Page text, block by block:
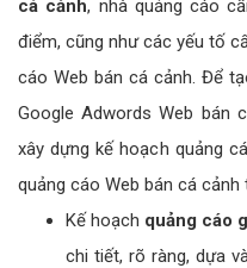
cá cảnh, nhà quảng cáo
điểm, cũng như các yếu tố
cáo Web bán cá cảnh. Để
Google Adwords Web bán
xây dựng kế hoạch quảng
quảng cáo Web bán cá
Kế hoạch quảng cáo
chi tiết, rõ ràng, dựa